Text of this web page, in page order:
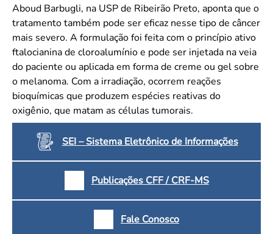
Aboud Barbugli, na USP de Ribeirão Preto, aponta que o
tratamento também pode ser eficaz nesse tipo de câncer
mais severo. A formulação foi feita com o princípio ativo
ftalocianina de cloroalumínio e pode ser injetada na veia
do paciente ou aplicada em forma de creme ou gel sobre
o melanoma. Com a irradiação, ocorrem reações
bioquímicas que produzem espécies reativas do
oxigênio, que matam as células tumorais.
SEI – Sistema Eletrônico de Informações
Publicações CFF / CRF-MS
Fale Conosco